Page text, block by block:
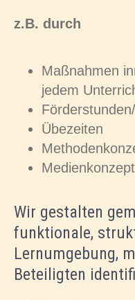
z.B. durch
Maßnahmen
jedem
Übezeiten
Medienkonzept
Wir gestalten
funktionale,
Lernumgebung,
Beteiligten